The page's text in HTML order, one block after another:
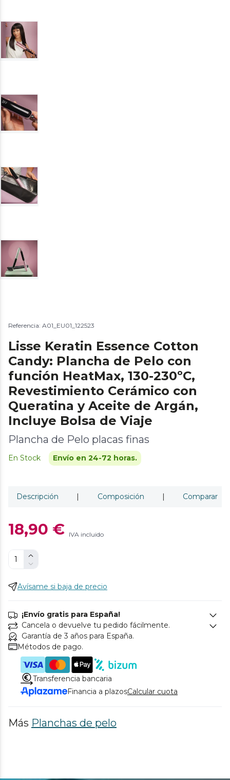
Referencia: A01_EU01_122523
Lisse Keratin Essence Cotton
Candy: Plancha de Pelo con
función HeatMax, 130-230ºC,
Revestimiento Cerámico con
Queratina y Aceite de Argán,
Incluye Bolsa de Viaje
Plancha de Pelo placas finas
En Stock Envío en 24-72 horas.
Descripción | Composición | Comparar
18,90 € IVA incluido
Avísame si baja de precio
¡Envío gratis para España!
Cancela o devuelve tu pedido fácilmente.
Garantía de 3 años para España.
Métodos de pago.
Transferencia bancaria
Financia a plazosCalcular cuota
Más Planchas de pelo